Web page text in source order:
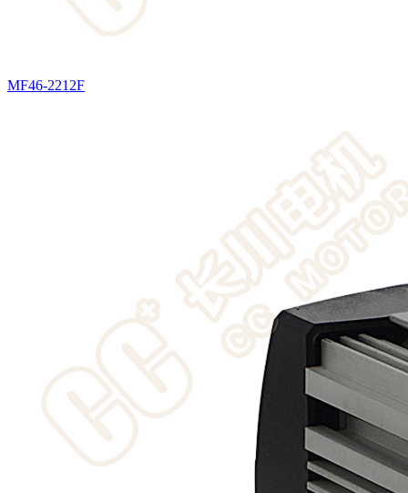
MF46-2212F